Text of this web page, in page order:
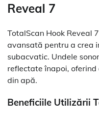
Reveal 7
TotalScan Hook Reveal
avansată pentru a crea
subacvatic. Undele
reflectate înapoi,
din apă.
Beneficiile Utilizării